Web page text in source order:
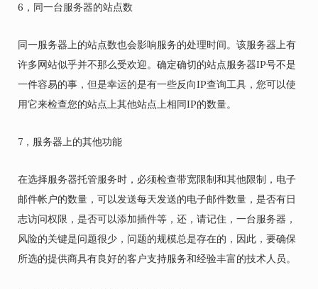
6，同一台服务器的站点数
同一服务器上的站点数也会影响服务的处理时间。该服务器上有
许多网站似乎并不那么受欢迎。确定确切的站点服务器IP号不是
一件容易的事，但是幸运的是有一些反向IP查询工具，您可以使
用它来检查您的站点上其他站点上相同IP的数量。
7，服务器上的其他功能
在选择服务器托管服务时，必须检查带宽限制和其他限制，电子
邮件帐户的数量，可以发送每天发送的电子邮件数量，是否有日
志访问权限，是否可以添加插件等，还，请记住，一台服务器，
风险的关键是问题很少，问题的规模总是存在的，因此，要确保
所选的提供商具有良好的客户支持服务和经验丰富的技术人员。